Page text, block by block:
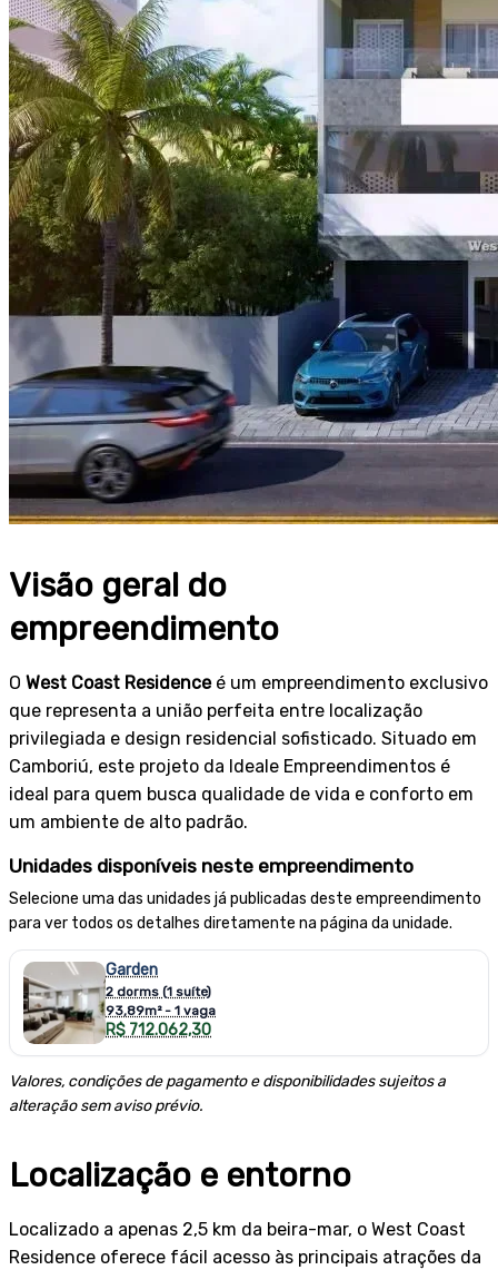
Visão geral do
empreendimento
O West Coast Residenceé um empreendimento exclusivo
que representa a união perfeita entre localização
privilegiada e design residencial sofisticado. Situado em
Camboriú, este projeto da Ideale Empreendimentos é
ideal para quem busca qualidade de vida e conforto em
um ambiente de alto padrão.
Unidades disponíveis neste empreendimento
Selecione uma das unidades já publicadas deste empreendimento
para ver todos os detalhes diretamente na página da unidade.
Garden
2 dorms (1 suíte)
93,89m² - 1 vaga
R$ 712.062,30
Valores, condições de pagamento e disponibilidades sujeitos a
alteração sem aviso prévio.
Localização e entorno
Localizado a apenas 2,5 km da beira-mar, o West Coast
Residence oferece fácil acesso às principais atrações da